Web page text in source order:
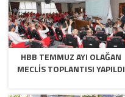
HBB TEMMUZ AYI OLAĞAN
MECLİS TOPLANTISI YAPILDI